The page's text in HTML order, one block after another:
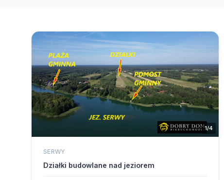
1/4
SERWY
Działki budowlane nad jeziorem